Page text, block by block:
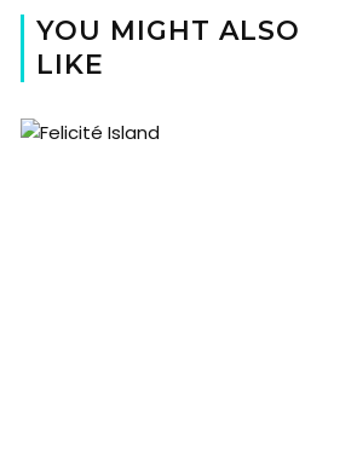
YOU MIGHT ALSO
LIKE